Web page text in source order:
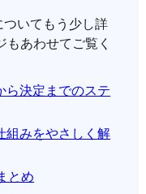
いてもう少し詳
もあわせてご覧く
ら決定までのステ
組みをやさしく解
とめ